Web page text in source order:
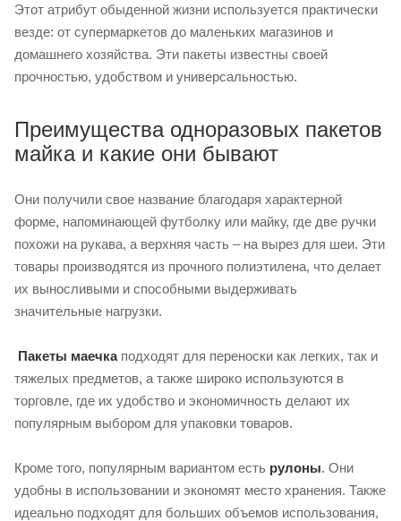
Этот атрибут обыденной жизни используется практически
везде: от супермаркетов до маленьких магазинов и
домашнего хозяйства. Эти пакеты известны своей
прочностью, удобством и универсальностью.
Преимущества одноразовых пакетов
майка и какие они бывают
Они получили свое название благодаря характерной
форме, напоминающей футболку или майку, где две ручки
похожи на рукава, а верхняя часть – на вырез для шеи. Эти
товары производятся из прочного полиэтилена, что делает
их выносливыми и способными выдерживать
значительные нагрузки.
Пакеты маечкаподходят для переноски как легких, так и
тяжелых предметов, а также широко используются в
торговле, где их удобство и экономичность делают их
популярным выбором для упаковки товаров.
Кроме того, популярным вариантом есть рулоны. Они
удобны в использовании и экономят место хранения. Также
идеально подходят для больших объемов использования,